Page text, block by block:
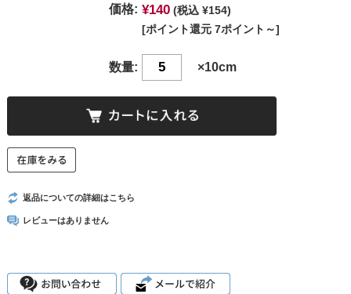
価格: ¥140 (税込 ¥154)
[ポイント還元 7ポイント～]
数量: ×10cm
返品についての詳細はこちら
レビューはありません